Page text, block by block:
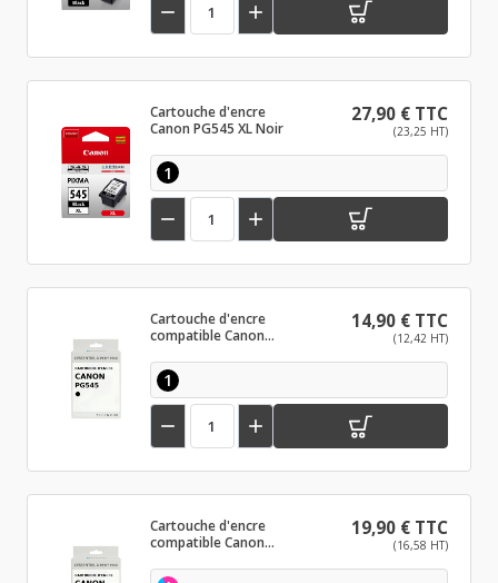
 
Cartouche d'encre
Canon PG545 XL Noir
27,90 € TTC
(23,25 HT)
1
 
Cartouche d'encre
compatible Canon
14,90 € TTC
(12,42 HT)
1
 
Cartouche d'encre
compatible Canon
19,90 € TTC
(16,58 HT)